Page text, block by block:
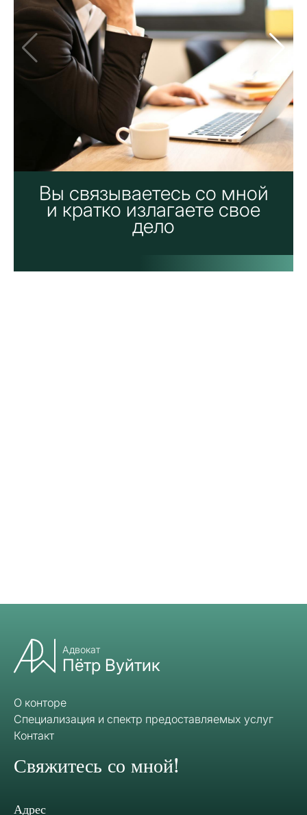
Вы связываетесь со мной
и кратко излагаете свое
дело
Адвокат
Пётр Вуйтик
О конторе
Специализация и спектр предоставляемых услуг
Контакт
Свяжитесь со мной!
Адрес